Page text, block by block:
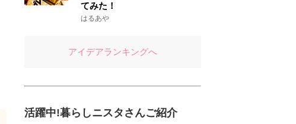
てみた！
はるあや
アイデアランキングへ
活躍中!暮らしニスタさんご紹介